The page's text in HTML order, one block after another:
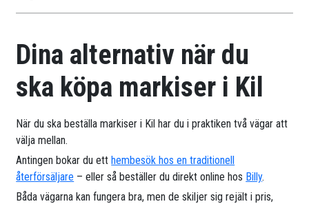
Dina alternativ när du
ska köpa markiser i Kil
När du ska beställa markiser i Kil har du i praktiken två vägar att
välja mellan.
Antingen bokar du etthembesök hos en traditionell
återförsäljare – eller så beställer du direkt online hos Billy.
Båda vägarna kan fungera bra, men de skiljer sig rejält i pris,